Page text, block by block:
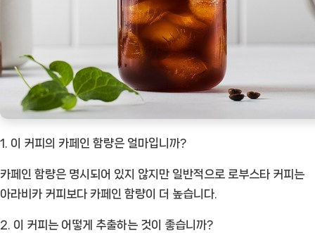
1. 이 커피의 카페인 함량은 얼마입니까?
카페인 함량은 명시되어 있지 않지만 일반적으로 로부스타 커피는
아라비카 커피보다 카페인 함량이 더 높습니다.
2. 이 커피는 어떻게 추출하는 것이 좋습니까?